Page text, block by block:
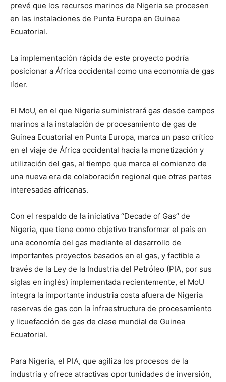
prevé que los recursos marinos de Nigeria se procesen
en las instalaciones de Punta Europa en Guinea
Ecuatorial.
La implementación rápida de este proyecto podría
posicionar a África occidental como una economía de gas
líder.
El MoU, en el que Nigeria suministrará gas desde campos
marinos a la instalación de procesamiento de gas de
Guinea Ecuatorial en Punta Europa, marca un paso crítico
en el viaje de África occidental hacia la monetización y
utilización del gas, al tiempo que marca el comienzo de
una nueva era de colaboración regional que otras partes
interesadas africanas.
Con el respaldo de la iniciativa ‘‘Decade of Gas’’ de
Nigeria, que tiene como objetivo transformar el país en
una economía del gas mediante el desarrollo de
importantes proyectos basados ​​en el gas, y factible a
través de la Ley de la Industria del Petróleo (PIA, por sus
siglas en inglés) implementada recientemente, el MoU
integra la importante industria costa afuera de Nigeria
reservas de gas con la infraestructura de procesamiento
y licuefacción de gas de clase mundial de Guinea
Ecuatorial.
Para Nigeria, el PIA, que agiliza los procesos de la
industria y ofrece atractivas oportunidades de inversión,